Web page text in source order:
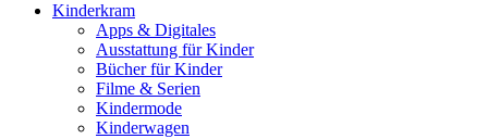
Kinderkram
Apps & Digitales
Ausstattung für Kinder
Bücher für Kinder
Filme & Serien
Kindermode
Kinderwagen